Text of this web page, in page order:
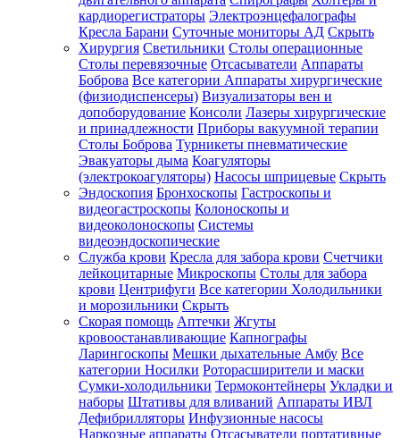
кардиорегистраторы Электроэнцефалографы
Кресла Барани Суточные мониторы АД Скрыть
Хирургия Светильники Столы операционные
Столы перевязочные Отсасыватели Аппараты
Боброва Все категории Аппараты хирургические
(физиодиспенсеры) Визуализаторы вен и
допоборудование Консоли Лазеры хирургические
и принадлежности Приборы вакуумной терапии
Столы Боброва Турникеты пневматические
Эвакуаторы дыма Коагуляторы
(электрокоагуляторы) Насосы шприцевые Скрыть
Эндоскопия Бронхоскопы Гастроскопы и
видеогастроскопы Колоноскопы и
видеоколоноскопы Системы
видеоэндоскопические
Служба крови Кресла для забора крови Счетчики
лейкоцитарные Микроскопы Столы для забора
крови Центрифуги Все категории Холодильники
и морозильники Скрыть
Скорая помощь Аптечки Жгуты
кровоостанавливающие Капнографы
Ларингоскопы Мешки дыхательные Амбу Все
категории Носилки Роторасширители и маски
Сумки-холодильники Термоконтейнеры Укладки и
наборы Штативы для вливаний Аппараты ИВЛ
Дефибрилляторы Инфузионные насосы
Наркозные аппараты Отсасыватели портативные